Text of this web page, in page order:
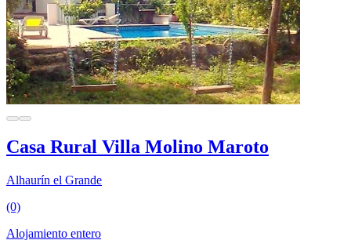
Casa Rural Villa Molino Maroto
Alhaurín el Grande
(0)
Alojamiento entero